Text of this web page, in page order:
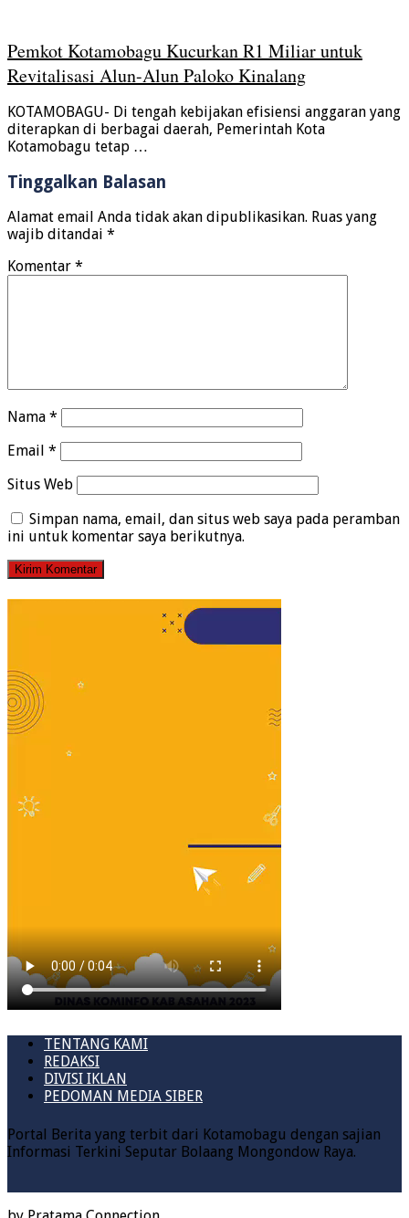
Pemkot Kotamobagu Kucurkan R1 Miliar untuk
Revitalisasi Alun-Alun Paloko Kinalang
KOTAMOBAGU- Di tengah kebijakan efisiensi anggaran yang
diterapkan di berbagai daerah, Pemerintah Kota
Kotamobagu tetap …
Tinggalkan Balasan
Alamat email Anda tidak akan dipublikasikan. Ruas yang
wajib ditandai *
Komentar *
Nama *
Email *
Situs Web
Simpan nama, email, dan situs web saya pada peramban
ini untuk komentar saya berikutnya.
TENTANG KAMI
REDAKSI
DIVISI IKLAN
PEDOMAN MEDIA SIBER
Portal Berita yang terbit dari Kotamobagu dengan sajian
Informasi Terkini Seputar Bolaang Mongondow Raya.